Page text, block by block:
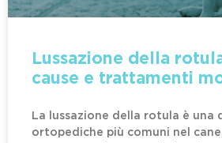
Lussazione della
cause e trattamenti
La lussazione della rotula è una
ortopediche più comuni nel